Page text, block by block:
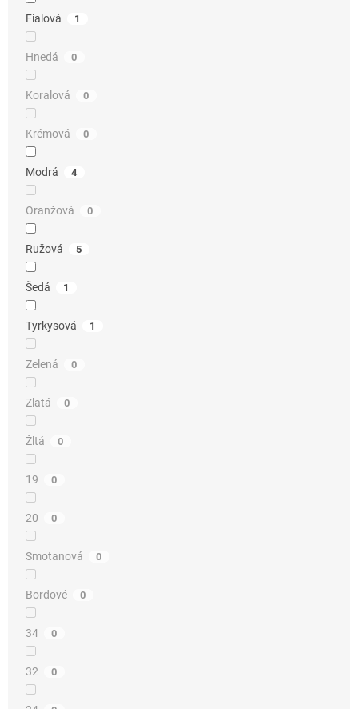
Fialová 1
Hnedá 0
Koralová 0
Krémová 0
Modrá 4
Oranžová 0
Ružová 5
Šedá 1
Tyrkysová 1
Zelená 0
Zlatá 0
Žltá 0
19 0
20 0
Smotanová 0
Bordové 0
34 0
32 0